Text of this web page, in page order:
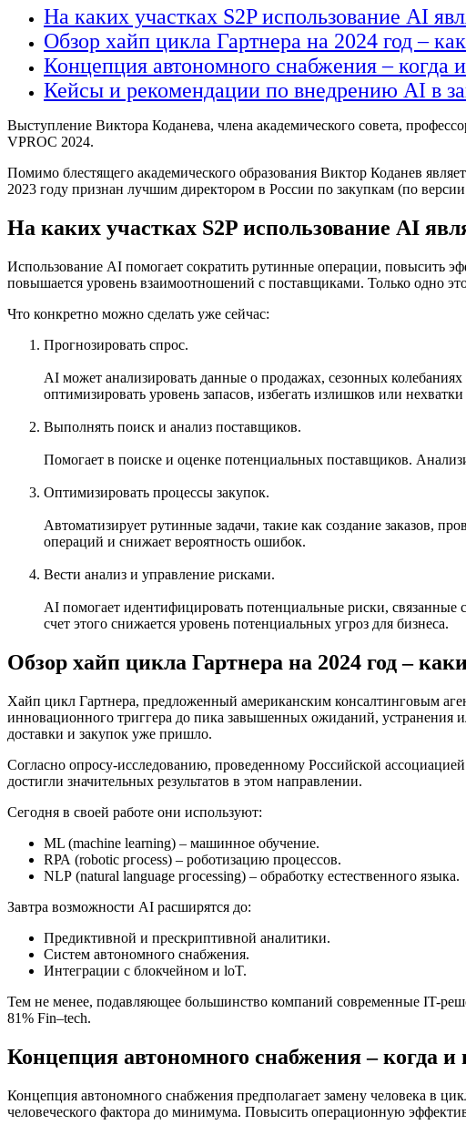
На каких участках S2P использование AI
Обзор хайп цикла Гартнера на 2024 год –
Концепция автономного снабжения – когда
Кейсы и рекомендации по внедрению AI в
Выступление Виктора Коданева, члена академического совета,
VPROC 2024.
Помимо блестящего академического образования Виктор Коданев
2023 году признан лучшим директором в России по закупкам (по
На каких участках S2P использование AI
Использование AI помогает сократить рутинные операции, повысить
повышается уровень взаимоотношений с поставщиками. Только одно
Что конкретно можно сделать уже сейчас:
Прогнозировать спрос.
АI может анализировать данные о продажах, сезонных
оптимизировать уровень запасов, избегать излишков или
Выполнять поиск и анализ поставщиков.
Помогает в поиске и оценке потенциальных поставщиков.
Оптимизировать процессы закупок.
Автоматизирует рутинные задачи, такие как создание заказов,
операций и снижает вероятность ошибок.
Вести анализ и управление рисками.
АI помогает идентифицировать потенциальные риски, связанные
счет этого снижается уровень потенциальных угроз для бизнеса.
Обзор хайп цикла Гартнера на 2024 год –
Хайп цикл Гартнера, предложенный американским консалтинговым
инновационного триггера до пика завышенных ожиданий, устранения
доставки и закупок уже пришло.
Согласно опросу-исследованию, проведенному Российской
достигли значительных результатов в этом направлении.
Сегодня в своей работе они используют:
МL (machine learning) – машинное обучение.
RРА (robotic ргосеss) – роботизацию процессов.
NLР (natural language ргосessing) – обработку естественного языка.
Завтра возможности AI расширятся до:
Предиктивной и прескриптивной аналитики.
Систем автономного снабжения.
Интеграции с блокчейном и loT.
Тем не менее, подавляющее большинство компаний современные IT-
81% Fin–tech.
Концепция автономного снабжения – когда и
Концепция автономного снабжения предполагает замену человека в
человеческого фактора до минимума. Повысить операционную